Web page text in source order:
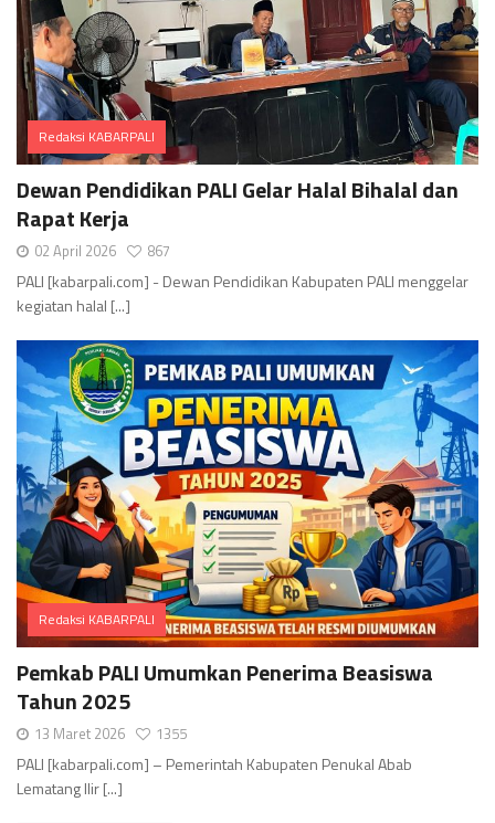
Redaksi KABARPALI
Comments
Dewan Pendidikan PALI Gelar Halal Bihalal dan
Rapat Kerja
02 April 2026 867
PALI [kabarpali.com] - Dewan Pendidikan Kabupaten PALI menggelar
kegiatan halal [...]
Redaksi KABARPALI
Comments
Pemkab PALI Umumkan Penerima Beasiswa
Tahun 2025
13 Maret 2026 1355
PALI [kabarpali.com] – Pemerintah Kabupaten Penukal Abab
Lematang Ilir [...]